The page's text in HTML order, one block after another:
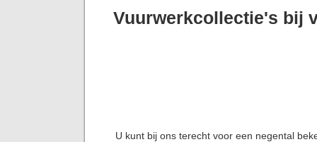
Vuurwerkcollectie's bij
U kunt bij ons terecht voor een negental